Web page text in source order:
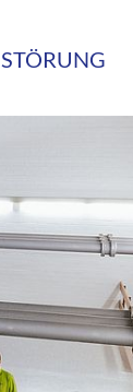
STÖRUNG